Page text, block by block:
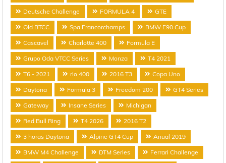
Deutsche Challenge FORMULA 4 GTE
Old BTCC Spa Francorchamps BMW E90 Cup
Cascavel Charlotte 400 Formula E
Grupo Oda VTCC Series Monza T4 2021
T6 - 2021 rio 400 2016 T3 Copa Uno
Daytona Formula 3 Freedom 200 GT4 Series
Gateway Insane Series Michigan
Red Bull Ring T4 2026 2016 T2
3 horas Daytona Alpine GT4 Cup Anual 2019
BMW M4 Challenge DTM Series Ferrari Challenge